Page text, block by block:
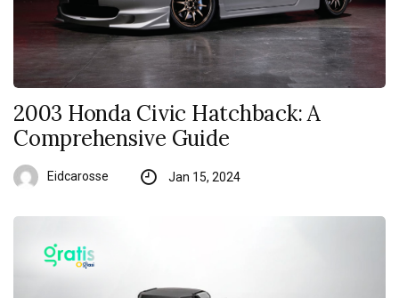
2003 Honda Civic Hatchback: A
Comprehensive Guide
Eidcarosse Jan 15, 2024